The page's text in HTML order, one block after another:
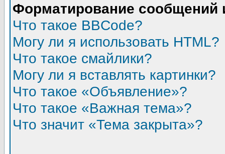
Форматирование сообщений
Что такое BBCode?
Могу ли я использовать HTML?
Что такое смайлики?
Могу ли я вставлять картинки?
Что такое «Объявление»?
Что такое «Важная тема»?
Что значит «Тема закрыта»?